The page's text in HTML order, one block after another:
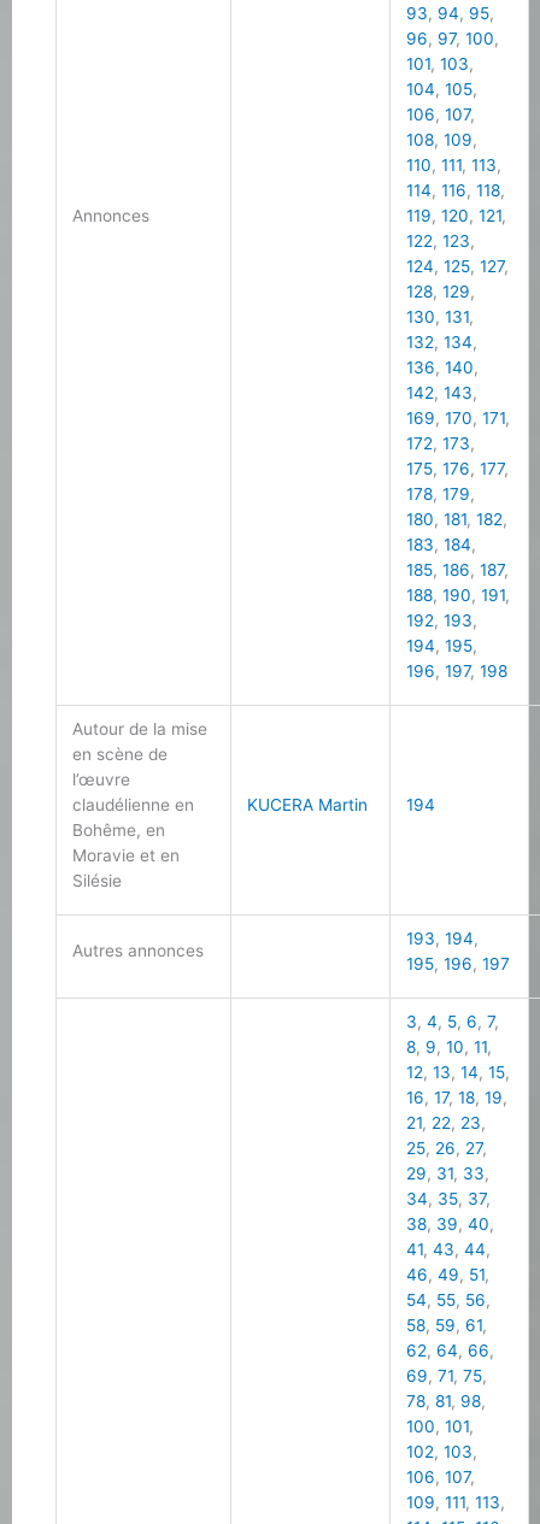
Annonces
93, 94, 95,
96, 97,100,
101,103,
104,105,
106,107,
108,109,
110,111,113,
114,116,118,
119,120,121,
122,123,
124,125,127,
128,129,
130,131,
132,134,
136,140,
142,143,
169,170,171,
172,173,
175,176,177,
178,179,
180,181,182,
183,184,
185,186,187,
188,190,191,
192,193,
194,195,
196,197,198
Autour de la mise
en scène de
l’œuvre
claudélienne en
Bohême, en
Moravie et en
Silésie
KUCERA Martin 194
Autres annonces
193,194,
195,196,197
3,4, 5,6,7,
8, 9,10,11,
12,13,14,15,
16,17,18,19,
21, 22, 23,
25, 26, 27,
29, 31, 33,
34, 35, 37,
38, 39,40,
41,43,44,
46,49, 51,
54, 55, 56,
58, 59,61,
62,64,66,
69,71,75,
78,81, 98,
100,101,
102,103,
106,107,
109,111,113,